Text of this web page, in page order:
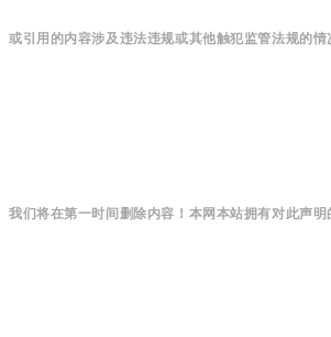
或引用的内容涉及违法违规或其他触犯监管法规的情
我们将在第一时间删除内容！本网本站拥有对此声明